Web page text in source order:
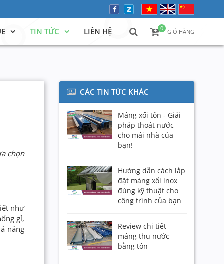
TIN TỨC LIÊN HỆ GIỎ HÀNG
0
chọn
như
gỉ,
năng
CÁC TIN TỨC KHÁC
Máng xối tôn - Giải
pháp thoát nước
cho mái nhà của
bạn!
Hướng dẫn cách lắp
đặt máng xối inox
đúng kỹ thuật cho
công trình của bạn
Review chi tiết
máng thu nước
bằng tôn